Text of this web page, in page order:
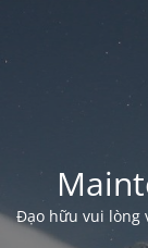
Đạo hữu vui lòng